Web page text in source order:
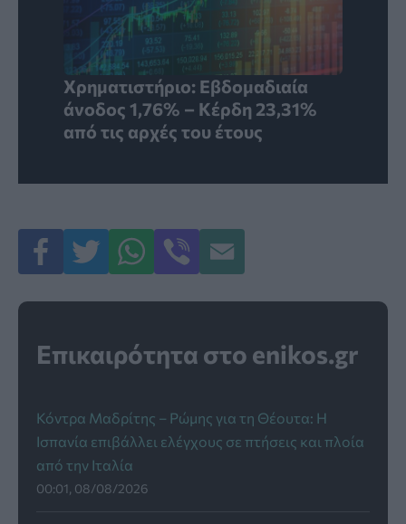
Χρηματιστήριο: Εβδομαδιαία
άνοδος 1,76% – Κέρδη 23,31%
από τις αρχές του έτους
Επικαιρότητα στο enikos.gr
Κόντρα Μαδρίτης – Ρώμης για τη Θέουτα: Η
Ισπανία επιβάλλει ελέγχους σε πτήσεις και πλοία
από την Ιταλία
00:01, 08/08/2026